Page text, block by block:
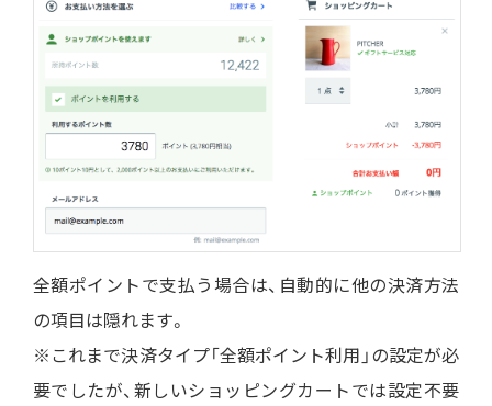
全額ポイントで支払う場合は、自動的に他の決済方法
の項目は隠れます。
※これまで決済タイプ「全額ポイント利用」の設定が必
要でしたが、新しいショッピングカートでは設定不要